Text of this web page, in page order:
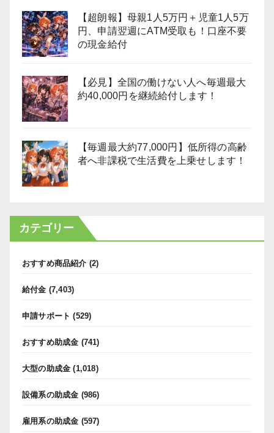
【超朗報】母親1人5万円＋児童1人5万
円、申請翌週にATM受取も！口座不要
の現金給付
【必見】全国の働けない人へ毎週最大
約40,000円を継続給付します！
【毎週最大約77,000円】低所得の高齢
者へ非課税で生活費を上乗せします！
カテゴリー
おすすめ商品紹介 (2)
給付金 (7,403)
申請サポート (529)
おすすめ助成金 (741)
大型の助成金 (1,018)
設備系の助成金 (986)
雇用系の助成金 (597)